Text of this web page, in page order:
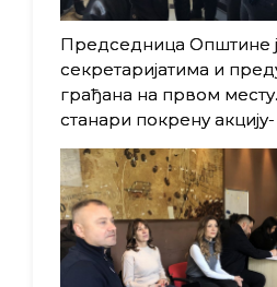
Председница Општине
секретаријатима и
грађана на првом
станари покрену